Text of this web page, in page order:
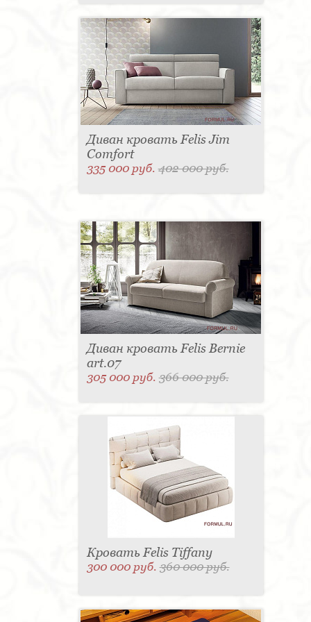
Диван кровать Felis Jim
Comfort
335 000 руб.402 000 руб.
Диван кровать Felis Bernie
art.07
305 000 руб.366 000 руб.
Кровать Felis Tiffany
300 000 руб.360 000 руб.